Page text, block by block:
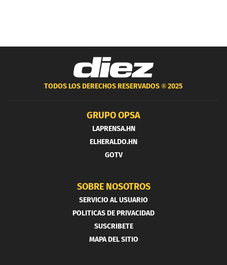
TODOS LOS DERECHOS RESERVADOS ®2025
GRUPO OPSA
LAPRENSA.HN
ELHERALDO.HN
GOTV
SOBRE NOSOTROS
SERVICIO AL USUARIO
POLITICAS DE PRIVACIDAD
SUSCRIBETE
MAPA DEL SITIO